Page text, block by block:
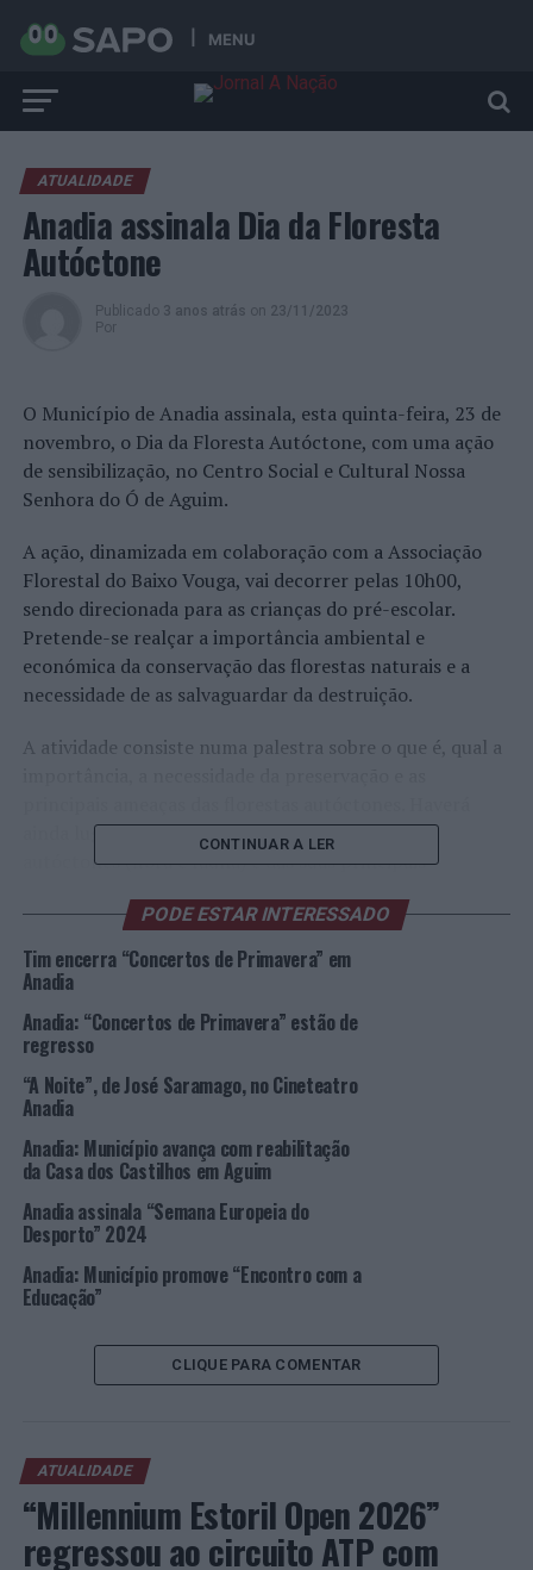
MENU
ATUALIDADE
Anadia assinala Dia da Floresta
Autóctone
Publicado 3 anos atrás on 23/11/2023
Por
O Município de Anadia assinala, esta quinta-feira, 23 de
novembro, o Dia da Floresta Autóctone, com uma ação
de sensibilização, no Centro Social e Cultural Nossa
Senhora do Ó de Aguim.
A ação, dinamizada em colaboração com a Associação
Florestal do Baixo Vouga, vai decorrer pelas 10h00,
sendo direcionada para as crianças do pré-escolar.
Pretende-se realçar a importância ambiental e
económica da conservação das florestas naturais e a
necessidade de as salvaguardar da destruição.
A atividade consiste numa palestra sobre o que é, qual a
ainda lugar à observação de algumas espécies
autóctones (flora e fauna) e das suas principais
Mágica”.
Foto: DR.
TÓPICOS RELACIONADOS: AMBIENTE ANADIA
DIA DA FLORESTA AUTÓCTONE
PRÓXIMO
Viseu: Dois jovens detidos por furto em loja
NÃO PERCA
Braga: Homem de 53 anos detenção por condução ilegal
CONTINUAR A LER
PODE ESTAR INTERESSADO
Tim encerra “Concertos de Primavera” em
Anadia
Anadia: “Concertos de Primavera” estão de
regresso
“A Noite”, de José Saramago, no Cineteatro
Anadia
Anadia: Município avança com reabilitação
da Casa dos Castilhos em Aguim
Anadia assinala “Semana Europeia do
Desporto” 2024
Anadia: Município promove “Encontro com a
Educação”
CLIQUE PARA COMENTAR
ATUALIDADE
“Millennium Estoril Open 2026”
regressou ao circuito ATP com